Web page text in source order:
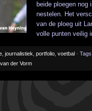
beide ploegen
nestelen. Het
van de ploeg uit
volle punten veilig
journalistiek portfolio voetbal ·
der Vorm